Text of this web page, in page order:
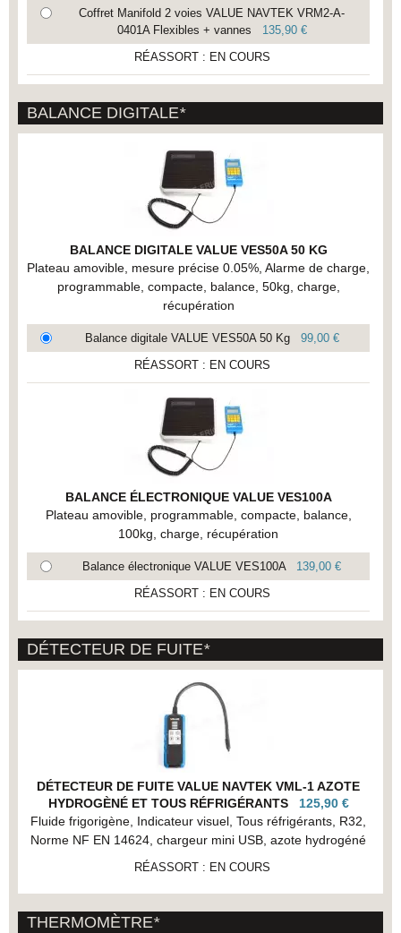
Coffret Manifold 2 voies VALUE NAVTEK VRM2-A-
0401A Flexibles + vannes 135,90 €
RÉASSORT : EN COURS
BALANCE DIGITALE*
BALANCE DIGITALE VALUE VES50A 50 KG
Plateau amovible, mesure précise 0.05%, Alarme de charge,
programmable, compacte, balance, 50kg, charge,
récupération
Balance digitale VALUE VES50A 50 Kg 99,00 €
RÉASSORT : EN COURS
BALANCE ÉLECTRONIQUE VALUE VES100A
Plateau amovible, programmable, compacte, balance,
100kg, charge, récupération
Balance électronique VALUE VES100A 139,00 €
RÉASSORT : EN COURS
DÉTECTEUR DE FUITE*
DÉTECTEUR DE FUITE VALUE NAVTEK VML-1 AZOTE
HYDROGÈNÉ ET TOUS RÉFRIGÉRANTS 125,90 €
Fluide frigorigène, Indicateur visuel, Tous réfrigérants, R32,
Norme NF EN 14624, chargeur mini USB, azote hydrogéné
RÉASSORT : EN COURS
THERMOMÈTRE*